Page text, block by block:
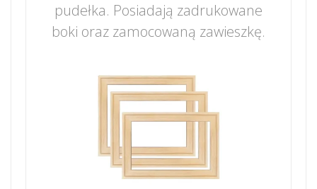
pudełka. Posiadają zadrukowane
boki oraz zamocowaną zawieszkę.